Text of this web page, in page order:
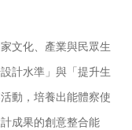
文化、產業與民眾生
計水準」與「提升生
動，培養出能體察使
成果的創意整合能